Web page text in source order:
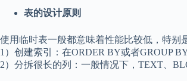
表的设计原则
使用临时表一般都意味着性能比较低，特别
1）创建索引：在ORDER BY或者GROUP
2）分拆很长的列：一般情况下，TEXT、